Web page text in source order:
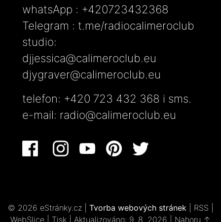
whatsApp : +420723432368
Telegram : t.me/radiocalimeroclub
studio:
djjessica@calimeroclub.eu
djygraver@calimeroclub.eu
telefon: +420 723 432 368 i sms.
e-mail: radio@calimeroclub.eu
© 2026 eStránky.cz Tvorba webových stránek RSS
WebSlice
Tisk Aktualizováno: 9. 8. 2026 Nahoru ↑